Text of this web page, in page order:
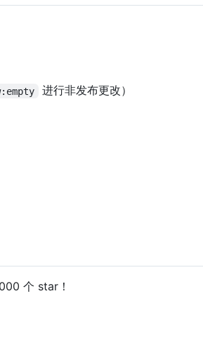
进行非发布更改）
个 star！